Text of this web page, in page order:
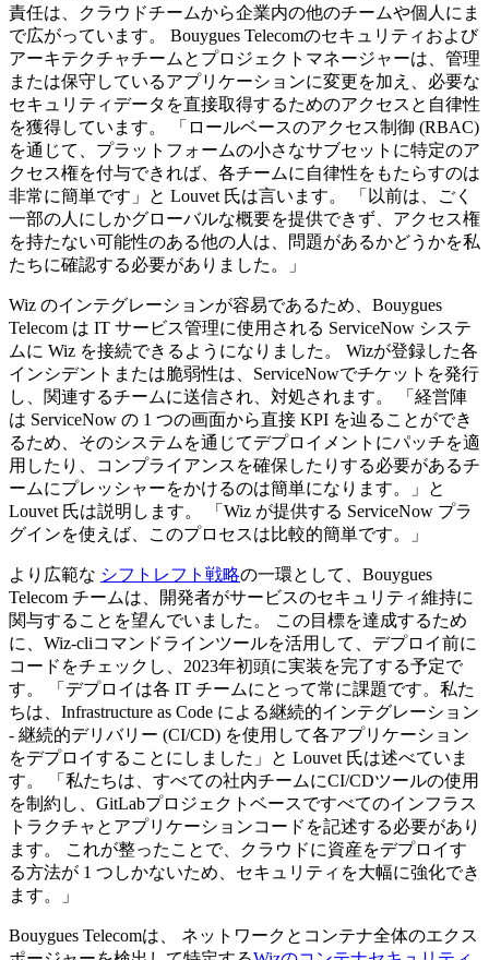
責任は、クラウドチームから企業内の他のチームや個人にま
で広がっています。 Bouygues Telecomのセキュリティおよび
アーキテクチャチームとプロジェクトマネージャーは、管理
または保守しているアプリケーションに変更を加え、必要な
セキュリティデータを直接取得するためのアクセスと自律性
を獲得しています。 「ロールベースのアクセス制御 (RBAC)
を通じて、プラットフォームの小さなサブセットに特定のア
クセス権を付与できれば、各チームに自律性をもたらすのは
非常に簡単です」と Louvet 氏は言います。 「以前は、ごく
一部の人にしかグローバルな概要を提供できず、アクセス権
を持たない可能性のある他の人は、問題があるかどうかを私
たちに確認する必要がありました。」
Wiz のインテグレーションが容易であるため、Bouygues
Telecom は IT サービス管理に使用される ServiceNow システ
ムに Wiz を接続できるようになりました。 Wizが登録した各
インシデントまたは脆弱性は、ServiceNowでチケットを発行
し、関連するチームに送信され、対処されます。 「経営陣
は ServiceNow の 1 つの画面から直接 KPI を辿ることができ
るため、そのシステムを通じてデプロイメントにパッチを適
用したり、コンプライアンスを確保したりする必要があるチ
ームにプレッシャーをかけるのは簡単になります。」と
Louvet 氏は説明します。 「Wiz が提供する ServiceNow プラ
グインを使えば、このプロセスは比較的簡単です。」
より広範な シフトレフト戦略の一環として、Bouygues
Telecom チームは、開発者がサービスのセキュリティ維持に
関与することを望んでいました。 この目標を達成するため
に、Wiz-cliコマンドラインツールを活用して、デプロイ前に
コードをチェックし、2023年初頭に実装を完了する予定で
す。 「デプロイは各 IT チームにとって常に課題です。私た
ちは、Infrastructure as Code による継続的インテグレーション
- 継続的デリバリー (CI/CD) を使用して各アプリケーション
をデプロイすることにしました」と Louvet 氏は述べていま
す。 「私たちは、すべての社内チームにCI/CDツールの使用
を制約し、GitLabプロジェクトベースですべてのインフラス
トラクチャとアプリケーションコードを記述する必要があり
ます。 これが整ったことで、クラウドに資産をデプロイす
る方法が 1 つしかないため、セキュリティを大幅に強化でき
ます。」
Bouygues Telecomは、 ネットワークとコンテナ全体のエクス